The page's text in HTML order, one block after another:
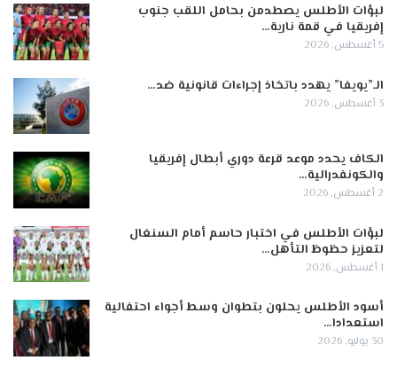
لبؤات الأطلس يصطدمن بحامل اللقب جنوب
إفريقيا في قمة نارية…
5 أغسطس, 2026
الـ”يويفا” يهدد باتخاذ إجراءات قانونية ضد…
3 أغسطس, 2026
الكاف يحدد موعد قرعة دوري أبطال إفريقيا
والكونفدرالية…
2 أغسطس, 2026
لبؤات الأطلس في اختبار حاسم أمام السنغال
لتعزيز حظوظ التأهل…
1 أغسطس, 2026
أسود الأطلس يحلون بتطوان وسط أجواء احتفالية
استعدادا…
30 يوليو, 2026